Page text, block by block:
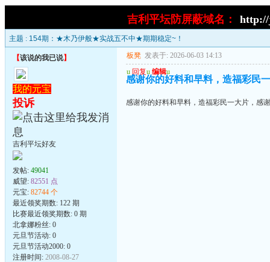
吉利平坛防屏蔽域名： http://
主题 : 154期：★木乃伊般★实战五不中★期期稳定~！
【该说的我已说】
我的元宝
投诉
吉利平坛好友
发帖: 49041
威望: 82551 点
元宝: 82744 个
最近领奖期数: 122 期
比赛最近领奖期数: 0 期
北拿娜粉丝: 0
元旦节活动: 0
元旦节活动2000: 0
注册时间: 2008-08-27
板凳 发表于: 2026-06-03 14:13
u 回复u 编辑u
感谢你的好料和早料，造福彩民
感谢你的好料和早料，造福彩民一大片，感